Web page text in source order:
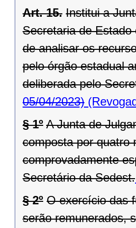
Art. 15. Institui a
Secretaria de
de analisar os
pelo órgão estadual
deliberada pelo
05/04/2023)
§ 1º A Junta de
composta por quatro
comprovadamente
Secretário da Sedest.
§ 2º O exercício das
serão remunerados,